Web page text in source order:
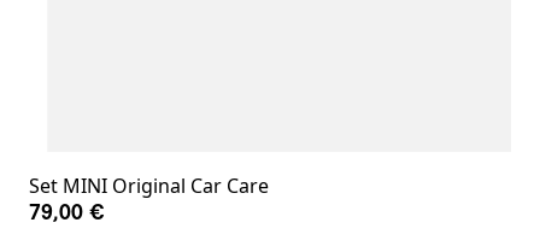
Set MINI Original Car Care
79,00 €